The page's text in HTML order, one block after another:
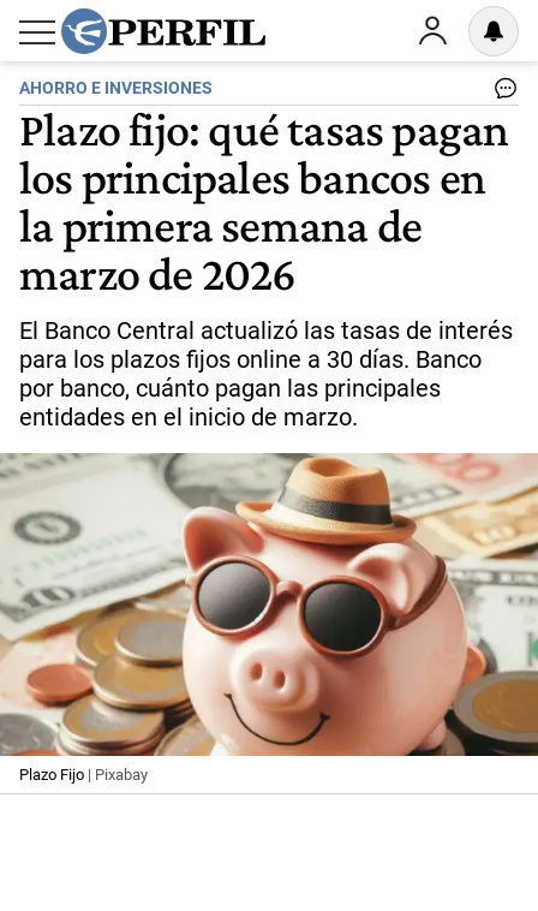
AHORRO E INVERSIONES
Plazo fijo: qué tasas pagan
los principales bancos en
la primera semana de
marzo de 2026
El Banco Central actualizó las tasas de interés
para los plazos fijos online a 30 días. Banco
por banco, cuánto pagan las principales
entidades en el inicio de marzo.
Plazo Fijo | Pixabay